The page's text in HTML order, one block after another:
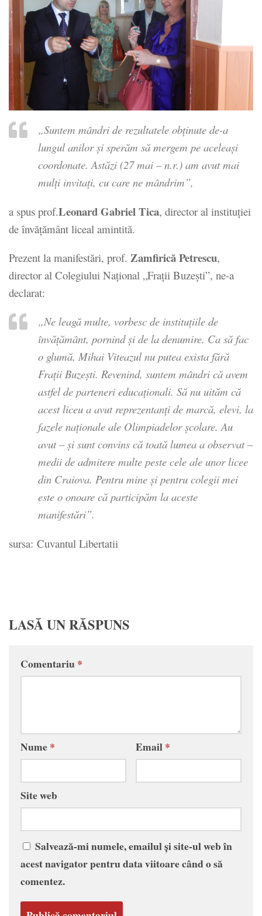
„Suntem mândri de rezultatele obţinute de-a
lungul anilor şi sperăm să mergem pe aceleaşi
coordonate. Astăzi (27 mai – n.r.) am avut mai
mulţi invitaţi, cu care ne mândrim”,
a spus prof.Leonard Gabriel Tica, director al instituţiei
de învăţământ liceal amintită.
Prezent la manifestări, prof. Zamfirică Petrescu,
director al Colegiului Naţional „Fraţii Buzeşti”, ne-a
declarat:
„Ne leagă multe, vorbesc de instituţiile de
învăţământ, pornind şi de la denumire. Ca să fac
o glumă, Mihai Viteazul nu putea exista fără
Fraţii Buzeşti. Revenind, suntem mândri că avem
astfel de parteneri educaţionali. Să nu uităm că
acest liceu a avut reprezentanţi de marcă, elevi, la
fazele naţionale ale Olimpiadelor şcolare. Au
avut – şi sunt convins că toată lumea a observat –
medii de admitere multe peste cele ale unor licee
din Craiova. Pentru mine şi pentru colegii mei
este o onoare că participăm la aceste
manifestări”.
sursa: Cuvantul Libertatii
LASĂ UN RĂSPUNS
Comentariu*
Nume* Email*
Site web
Salvează-mi numele, emailul și site-ul web în
acest navigator pentru data viitoare când o să
comentez.